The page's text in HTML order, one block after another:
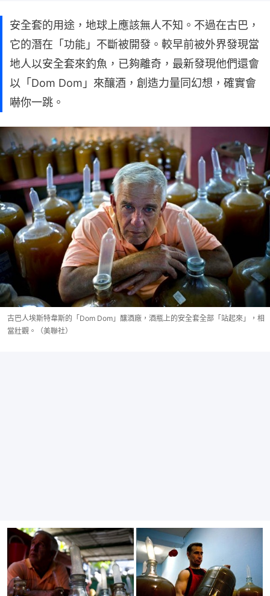
安全套的用途，地球上應該無人不知。不過在古巴，
它的潛在「功能」不斷被開發。較早前被外界發現當
地人以安全套來釣魚，已夠離奇，最新發現他們還會
以「Dom Dom」來釀酒，創造力量同幻想，確實會
嚇你一跳。
古巴人埃斯特韋斯的「Dom Dom」釀酒廠，酒瓶上的安全套全部「站起來」，相
當壯觀。（美聯社）